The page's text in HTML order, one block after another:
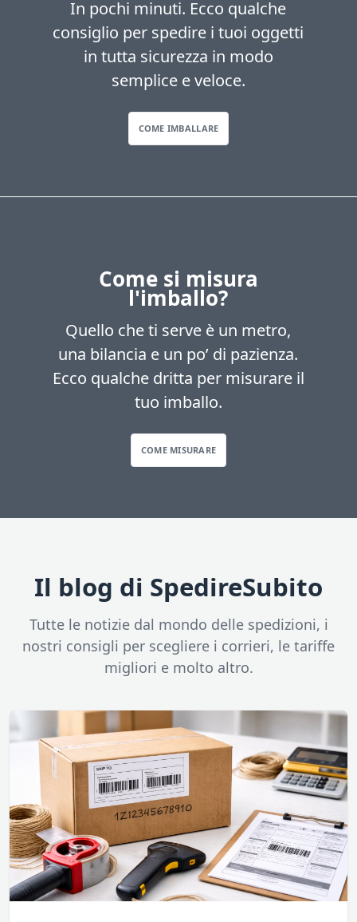
In pochi minuti. Ecco qualche
consiglio per spedire i tuoi oggetti
in tutta sicurezza in modo
semplice e veloce.
COME IMBALLARE
Come si misura
l'imballo?
Quello che ti serve è un metro,
una bilancia e un po’ di pazienza.
Ecco qualche dritta per misurare il
tuo imballo.
COME MISURARE
Il blog di SpedireSubito
Tutte le notizie dal mondo delle spedizioni, i
nostri consigli per scegliere i corrieri, le tariffe
migliori e molto altro.